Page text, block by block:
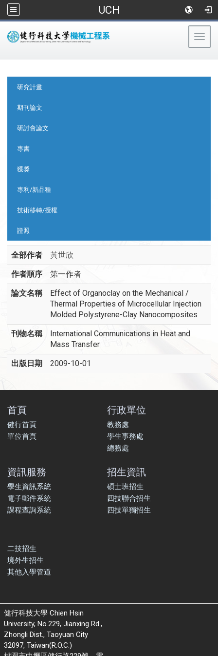
UCH
研究計畫
期刊論文
研討會論文
專書
獲獎
專利/新品種
技術移轉/授權
證照
全部作者 黃世欣
作者順序 第一作者
論文名稱
Effect of Organoclay on the Mechanical /
Thermal Properties of Microcellular Injection
Molded Polystyrene-Clay Nanocomposites
刊物名稱
International Communications in Heat and
Mass Transfer
出版日期 2009-10-01
首頁
健行首頁
單位首頁
行政單位
教務處
學生事務處
總務處
資訊服務
學生資訊系統
電子郵件系統
課程查詢系統
招生資訊
碩士班招生
四技聯合招生
四技單獨招生
二技招生
境外生招生
其他入學管道
健行科技大學 Chien Hsin
University, No.229, Jianxing Rd.,
Zhongli Dist., Taoyuan City
32097, Taiwan(R.O.C.)